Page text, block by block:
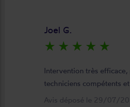
Joel G.
star_rate star_rate star_rate star_rate star_rate
Intervention très efficace,
techniciens compétents
Avis déposé le 29/07/